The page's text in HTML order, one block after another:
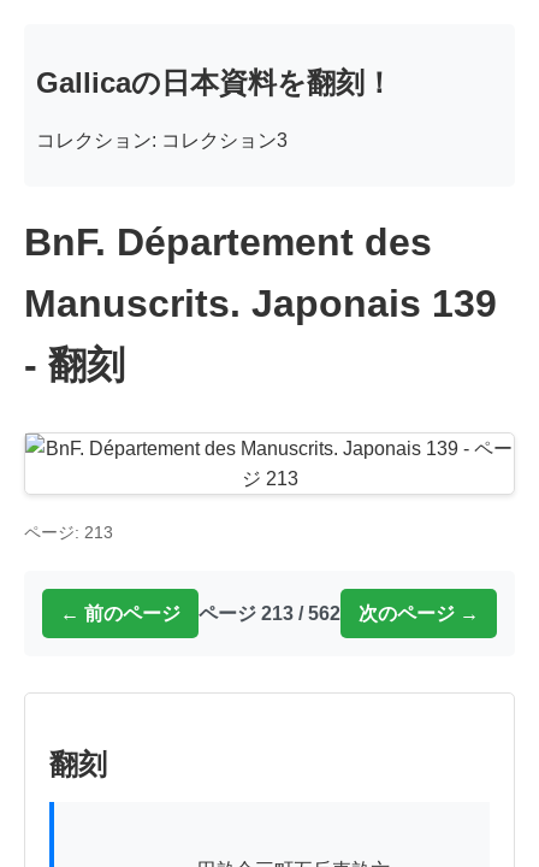
Gallicaの日本資料を翻刻！
コレクション: コレクション3
BnF. Département des
Manuscrits. Japonais 139
- 翻刻
ページ: 213
← 前のページ ページ 213 / 562 次のページ →
翻刻